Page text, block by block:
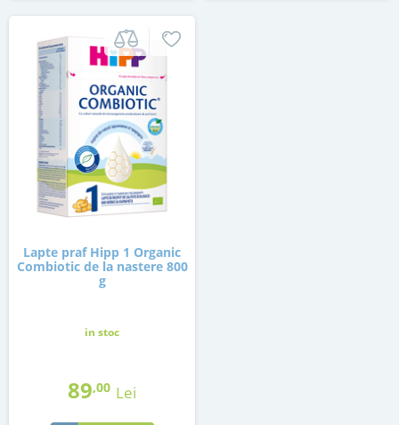
Lapte praf Hipp 1 Organic
Combiotic de la nastere 800
g
in stoc
89,00 Lei